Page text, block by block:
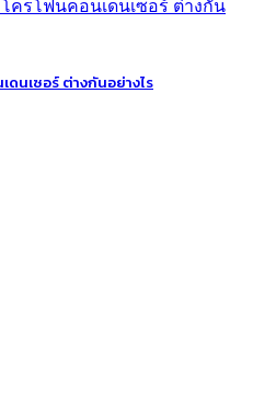
ดนเซอร์ ต่างกันอย่างไร